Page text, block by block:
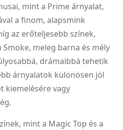
mint a Prime árnyalat,
a finom, alapsmink
az erőteljesebb színek,
Smoke, meleg barna és mély
drámaibbá tehetik
árnyalatok különösen jól
kiemelésére vagy
mint a Magic Top és a